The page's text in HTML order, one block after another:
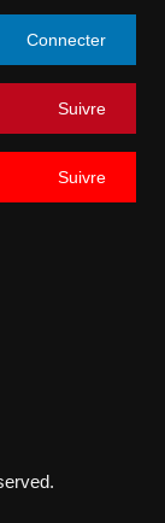
Connecter
Suivre
Suivre